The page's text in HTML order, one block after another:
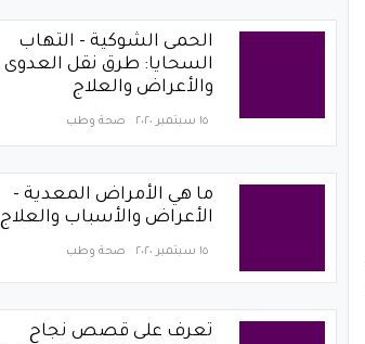
الحمى الشوكية - التهاب
السحايا: طرق نقل العدوى
والأعراض والعلاج
١٥ سبتمبر ٢٠٢٠ صحة وطب
ما هي الأمراض المعدية -
الأعراض والأسباب والعلاج
١٥ سبتمبر ٢٠٢٠ صحة وطب
تعرف على قصص نجاح